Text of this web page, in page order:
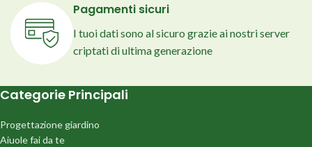
Pagamenti sicuri
I tuoi dati sono al sicuro grazie ai nostri server
criptati di ultima generazione
Categorie Principali
Progettazione giardino
Aiuole fai da te